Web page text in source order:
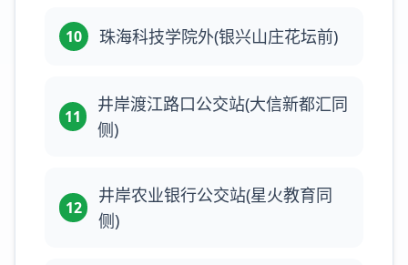
10 珠海科技学院外(银兴山庄花坛前)
11
井岸渡江路口公交站(大信新都汇同
侧)
12
井岸农业银行公交站(星火教育同
侧)